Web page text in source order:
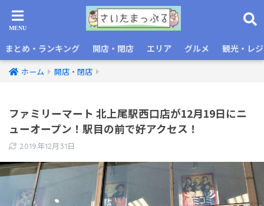
まとめ・ランキング 開店・閉店 エリア グルメ 観光・レ
ホーム 開店・閉店
ファミリーマート 北上尾駅西口店が12月19日にニ
ューオープン！駅目の前で好アクセス！
2019年12月31日